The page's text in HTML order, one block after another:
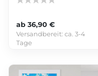
ab 36,90 €
Versandbereit:ca. 3-4
Tage